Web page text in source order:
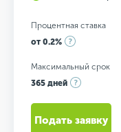
Процентная ставка
от 0.2%
Максимальный срок
365 дней
Подать заявку